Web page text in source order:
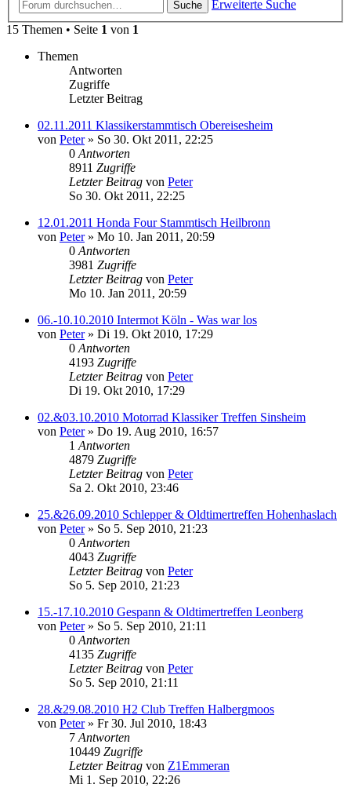
Suche
Erweiterte Suche
15 Themen • Seite 1 von 1
Themen
Antworten
Zugriffe
Letzter Beitrag
02.11.2011 Klassikerstammtisch Obereisesheim
von Peter» So 30. Okt 2011, 22:25
0 Antworten
8911 Zugriffe
Letzter Beitrag von Peter
So 30. Okt 2011, 22:25
12.01.2011 Honda Four Stammtisch Heilbronn
von Peter» Mo 10. Jan 2011, 20:59
0 Antworten
3981 Zugriffe
Letzter Beitrag von Peter
Mo 10. Jan 2011, 20:59
06.-10.10.2010 Intermot Köln - Was war los
von Peter» Di 19. Okt 2010, 17:29
0 Antworten
4193 Zugriffe
Letzter Beitrag von Peter
Di 19. Okt 2010, 17:29
02.&03.10.2010 Motorrad Klassiker Treffen Sinsheim
von Peter» Do 19. Aug 2010, 16:57
1 Antworten
4879 Zugriffe
Letzter Beitrag von Peter
Sa 2. Okt 2010, 23:46
25.&26.09.2010 Schlepper & Oldtimertreffen Hohenhaslach
von Peter» So 5. Sep 2010, 21:23
0 Antworten
4043 Zugriffe
Letzter Beitrag von Peter
So 5. Sep 2010, 21:23
15.-17.10.2010 Gespann & Oldtimertreffen Leonberg
von Peter» So 5. Sep 2010, 21:11
0 Antworten
4135 Zugriffe
Letzter Beitrag von Peter
So 5. Sep 2010, 21:11
28.&29.08.2010 H2 Club Treffen Halbergmoos
von Peter» Fr 30. Jul 2010, 18:43
7 Antworten
10449 Zugriffe
Letzter Beitrag von Z1Emmeran
Mi 1. Sep 2010, 22:26